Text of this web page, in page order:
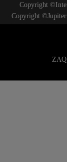
Copyright
Copyright ©Jupiter